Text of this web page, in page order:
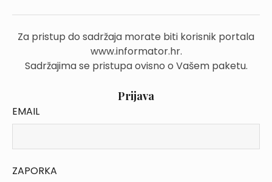
Za pristup do sadržaja morate biti korisnik portala
www.informator.hr.
Sadržajima se pristupa ovisno o Vašem paketu.
Prijava
EMAIL
ZAPORKA